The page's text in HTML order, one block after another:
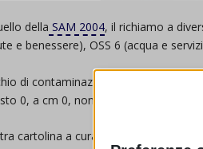
della SAM 2004, il richiamo a
e benessere), OSS 6 (acqua e
di contaminazione ma anzi è ricco
0, a cm 0, non inquina e non
cartolina a cura dell’